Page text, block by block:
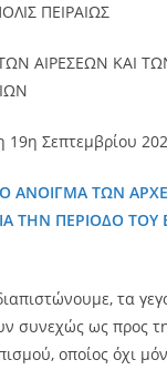
ΠΕΙΡΑΙΩΣ
ΑΙΡΕΣΕΩΝ ΚΑΙ
19η Σεπτεμβρίου
ΑΝΟΙΓΜΑ ΤΩΝ
ΤΗΝ ΠΕΡΙΟΔΟ
τα
συνεχώς ως προς
οποίος όχι